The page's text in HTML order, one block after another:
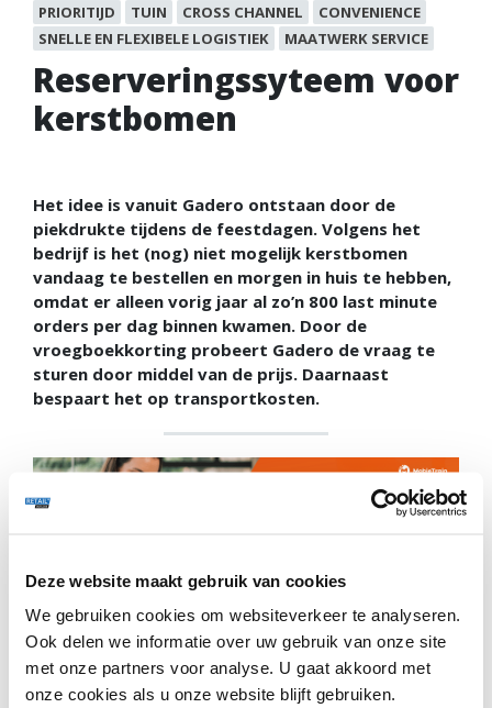
Deze website maakt gebruik van cookies
We gebruiken cookies om websiteverkeer te analyseren.
Ook delen we informatie over uw gebruik van onze site
met onze partners voor analyse. U gaat akkoord met
onze cookies als u onze website blijft gebruiken.
PRIORITIJD
TUIN CROSS CHANNEL
CONVENIENCE
SNELLE EN FLEXIBELE LOGISTIEK
MAATWERK SERVICE
Reserveringssyteem voor
kerstbomen
Het idee is vanuit Gadero ontstaan door de
piekdrukte tijdens de feestdagen. Volgens het
bedrijf is het (nog) niet mogelijk kerstbomen
vandaag te bestellen en morgen in huis te hebben,
omdat er alleen vorig jaar al zo’n 800 last minute
orders per dag binnen kwamen. Door de
vroegboekkorting probeert Gadero de vraag te
sturen door middel van de prijs. Daarnaast
bespaart het op transportkosten.
Gadero introduceert een online reserveringssysteem
voor kerstbomen. Vanaf maandag staan de kerstbomen,
met vroegboekkorting, in de webshop. Het systeem
werkt soortgelijk als dat van luchtvaartmaatschappijen.